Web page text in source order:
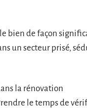
bien de façon
un secteur prisé,
la rénovation
le temps de